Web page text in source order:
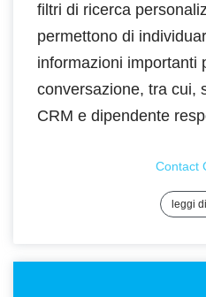
filtri di ricerca
permettono di
informazioni importanti
conversazione, tra cui,
CRM e dipendente
leggi
Contact